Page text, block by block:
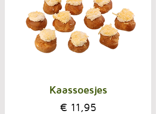
Kaassoesjes
Prijs
€ 11,95